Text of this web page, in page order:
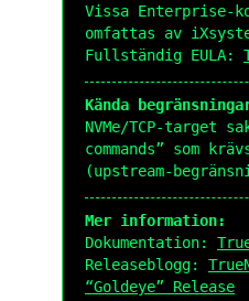
Vissa Enterprise-
omfattas av
Fullständig EULA:
Kända
NVMe/TCP-target
commands” som
(upstream-
Mer information:
Dokumentation:
Releaseblogg:
“Goldeye” Release